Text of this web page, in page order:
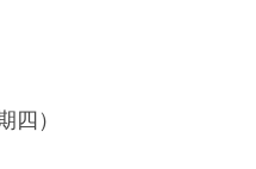
四）